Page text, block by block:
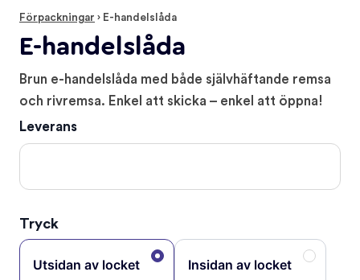
Förpackningar › E-handelslåda
E-handelslåda
Brun e-handelslåda med både självhäftande remsa
och rivremsa. Enkel att skicka – enkel att öppna!
Leverans
Tryck
Utsidan av locket Insidan av locket